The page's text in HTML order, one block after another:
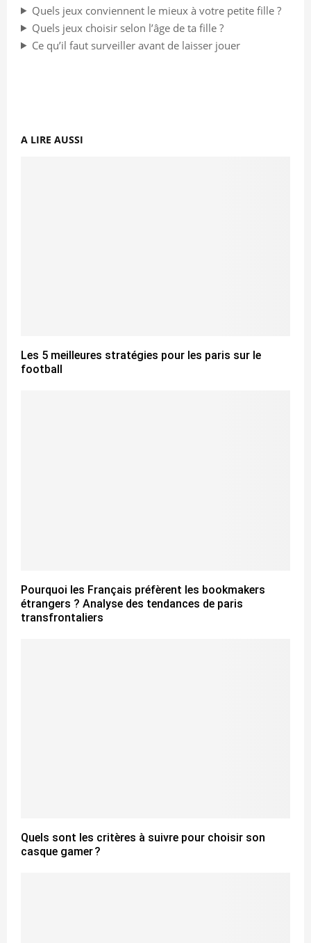
Quels jeux conviennent le mieux à votre petite fille ?
Quels jeux choisir selon l’âge de ta fille ?
Ce qu’il faut surveiller avant de laisser jouer
A LIRE AUSSI
Les 5 meilleures stratégies pour les paris sur le
football
Pourquoi les Français préfèrent les bookmakers
étrangers ? Analyse des tendances de paris
transfrontaliers
Quels sont les critères à suivre pour choisir son
casque gamer ?